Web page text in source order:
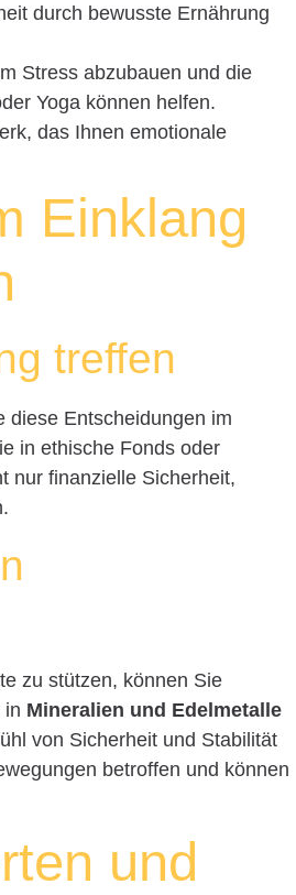
durch bewusste Ernährung
Stress abzubauen und die
Yoga können helfen.
das Ihnen emotionale
Einklang
treffen
diese Entscheidungen im
in ethische Fonds oder
nur finanzielle Sicherheit,
zu stützen, können Sie
in Mineralien und Edelmetalle
von Sicherheit und Stabilität
betroffen und können
und